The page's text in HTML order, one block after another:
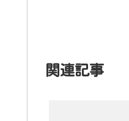
関連記事